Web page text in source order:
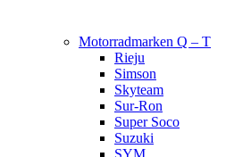
Motorradmarken Q – T
Rieju
Simson
Skyteam
Sur-Ron
Super Soco
Suzuki
SYM